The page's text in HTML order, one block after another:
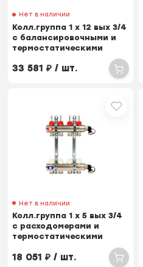
Нет в наличии
Колл.группа 1 х 12 вых 3/4
с балансировочными и
термостатическими
33 581₽ / шт.
Нет в наличии
Колл.группа 1 х 5 вых 3/4
с расходомерами и
термостатическими
18 051₽ / шт.